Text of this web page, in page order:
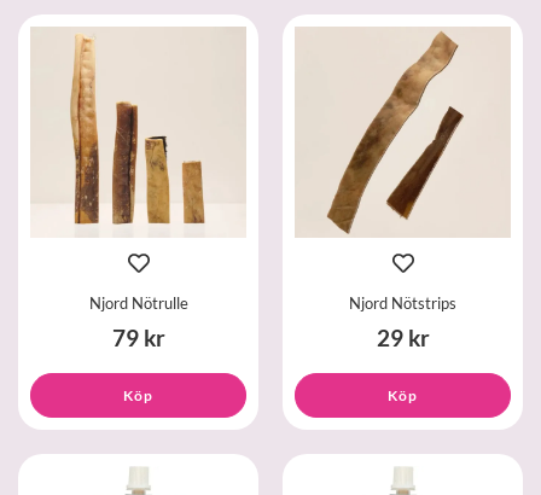
Njord Nötrulle
79 kr
Köp
Njord Nötstrips
29 kr
Köp